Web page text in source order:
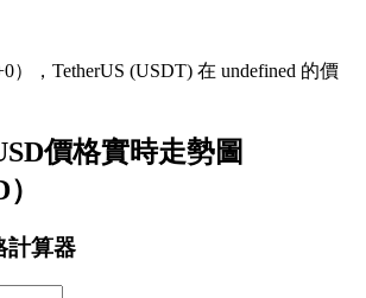
），TetherUS (USDT) 在 undefined 的價
價格實時走勢圖
計算器